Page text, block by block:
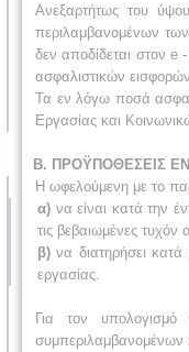
Ανεξαρτήτως του
περιλαμβανομένων
δεν αποδίδεται στον
ασφαλιστικών
Τα εν λόγω ποσά
Εργασίας και
Β. ΠΡΟΫΠΟΘΕΣΕΙΣ
Η ωφελούμενη με το
α) να είναι κατά την
τις βεβαιωμένες
β) να διατηρήσει
εργασίας.
Για τον υπολογισμό
συμπεριλαμβανομένων